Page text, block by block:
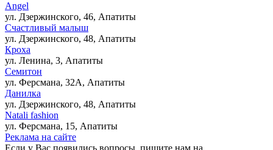
Angel
ул. Дзержинского, 46, Апатиты
Счастливый малыш
ул. Дзержинского, 48, Апатиты
Кроха
ул. Ленина, 3, Апатиты
Семитон
ул. Ферсмана, 32А, Апатиты
Данилка
ул. Дзержинского, 48, Апатиты
Natali fashion
ул. Ферсмана, 15, Апатиты
Реклама на сайте